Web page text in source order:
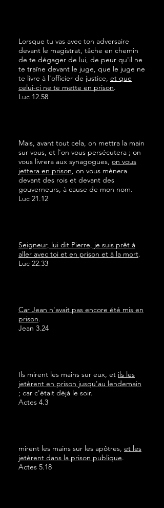
Lorsque tu vas avec ton adversaire
devant le magistrat, tâche en chemin
de te dégager de lui, de peur qu'il ne
te traîne devant le juge, que le juge ne
te livre à l'officier de justice, et que
celui-ci ne te mette en prison.
Luc 12.58
Mais, avant tout cela, on mettra la main
sur vous, et l'on vous persécutera ; on
vous livrera aux synagogues, on vous
jettera en prison, on vous mènera
devant des rois et devant des
gouverneurs, à cause de mon nom.
Luc 21.12
Seigneur, lui dit Pierre, je suis prêt à
aller avec toi et en prison et à la mort.
Luc 22.33
Car Jean n'avait pas encore été mis en
prison.
Jean 3.24
Ils mirent les mains sur eux, et ils les
jetèrent en prison jusqu'au lendemain
; car c'était déjà le soir.
Actes 4.3
mirent les mains sur les apôtres, et les
jetèrent dans la prison publique.
Actes 5.18